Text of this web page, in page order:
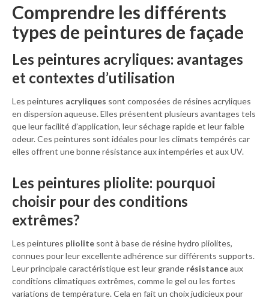
Comprendre les différents
types de peintures de façade
Les peintures acryliques: avantages
et contextes d’utilisation
Les peintures acryliques sont composées de résines acryliques
en dispersion aqueuse. Elles présentent plusieurs avantages tels
que leur facilité d’application, leur séchage rapide et leur faible
odeur. Ces peintures sont idéales pour les climats tempérés car
elles offrent une bonne résistance aux intempéries et aux UV.
Les peintures pliolite: pourquoi
choisir pour des conditions
extrêmes?
Les peintures pliolite sont à base de résine hydro pliolites,
connues pour leur excellente adhérence sur différents supports.
Leur principale caractéristique est leur grande résistanceaux
conditions climatiques extrêmes, comme le gel ou les fortes
variations de température. Cela en fait un choix judicieux pour